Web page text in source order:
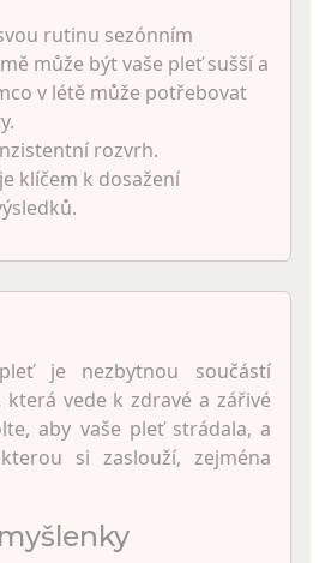
rutinu sezónním
může být vaše pleť sušší a
v létě může potřebovat
rozvrh.
klíčem k dosažení
je nezbytnou součástí
vede k zdravé a zářivé
aby vaše pleť strádala, a
si zaslouží, zejména